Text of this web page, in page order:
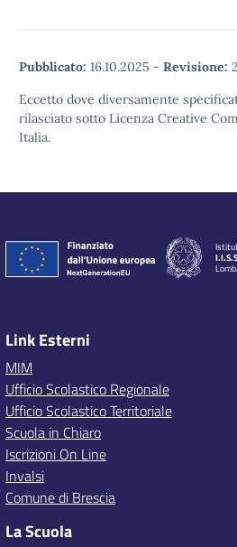
Pubblicato: 16.10.2025 - Revisione:
Eccetto dove diversamente
rilasciato sotto Licenza Creative
Italia.
Link Esterni
MIM
Ufficio Scolastico Regionale
Ufficio Scolastico Territoriale
Scuola in Chiaro
Iscrizioni On Line
Invalsi
Comune di Brescia
La Scuola